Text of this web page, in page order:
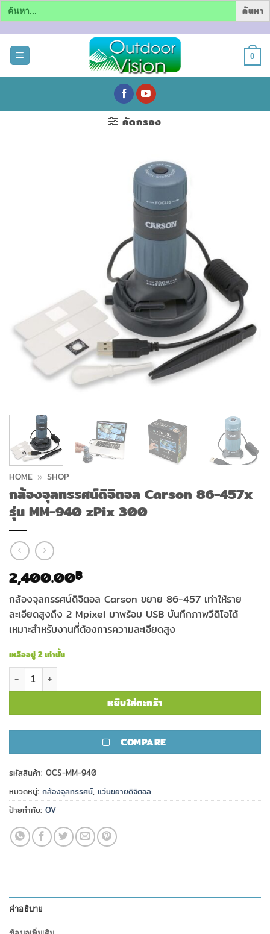
Search
for:
0
คัดกรอง
HOME » SHOP
กล้องจุลทรรศน์ดิจิตอล Carson 86-457x
รุ่น MM-940 zPix 300
2,400.00฿
กล้องจุลทรรศน์ดิจิตอล Carson ขยาย 86-457 เท่าให้ราย
ละเอียดสูงถึง 2 Mpixel มาพร้อม USB บันทึกภาพวีดิโอได้
เหมาะสำหรับงานที่ต้องการความละเอียดสูง
เหลืออยู่ 2 เท่านั้น
จำนวน กล้องจุลทรรศน์ดิจิตอล Carson 86-457x รุ่น MM-940
หยิบใส่ตะกร้า
COMPARE
รหัสสินค้า: OCS-MM-940
หมวดหมู่: กล้องจุลทรรศน์, แว่นขยายดิจิตอล
ป้ายกำกับ: OV
คำอธิบาย